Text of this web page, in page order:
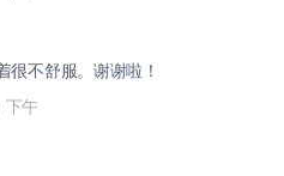
很不舒服。谢谢啦！
下午